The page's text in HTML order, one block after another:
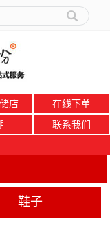
店
在线下单
联系我们
鞋子